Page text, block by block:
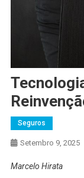
Seguros
Setembro 9, 2025
Marcelo Hirata